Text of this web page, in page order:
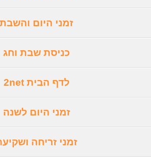
זמני היום והשבת
כניסת שבת וחג
לדף הבית 2net
זמני היום לשנה
זמני זריחה